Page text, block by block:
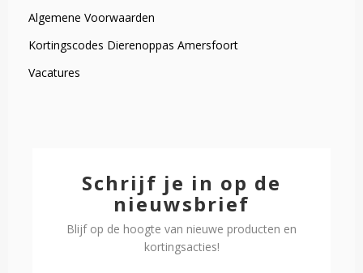
Algemene Voorwaarden
Kortingscodes Dierenoppas Amersfoort
Vacatures
Schrijf je in op de
nieuwsbrief
Blijf op de hoogte van nieuwe producten en
kortingsacties!